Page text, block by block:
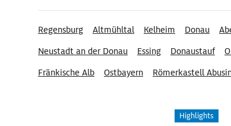
Regensburg Altmühltal Kelheim Donau
Neustadt an der Donau
Essing Donaustauf
Fränkische Alb
Ostbayern Römerkastell
Highlights